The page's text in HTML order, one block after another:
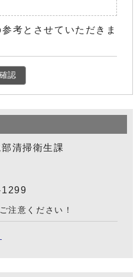
考とさせていただきま
確認
清掃衛生課
注意ください！